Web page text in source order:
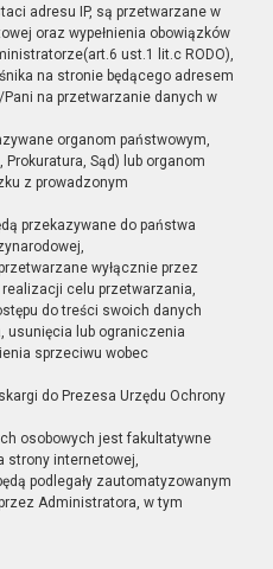
adresu IP, są przetwarzane w
oraz wypełnienia obowiązków
ust.1 lit.c RODO),
na stronie będącego adresem
na przetwarzanie danych w
organom państwowym,
Sąd) lub organom
z prowadzonym
przekazywane do państwa
wyłącznie przez
celu przetwarzania,
do treści swoich danych
usunięcia lub ograniczenia
sprzeciwu wobec
do Prezesa Urzędu Ochrony
osobowych jest fakultatywne
strony internetowej,
podlegały zautomatyzowanym
Administratora, w tym